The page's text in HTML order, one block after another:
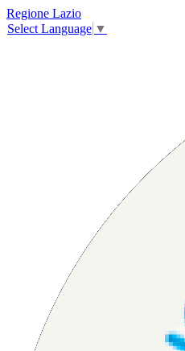
Regione Lazio
Select Language ▼